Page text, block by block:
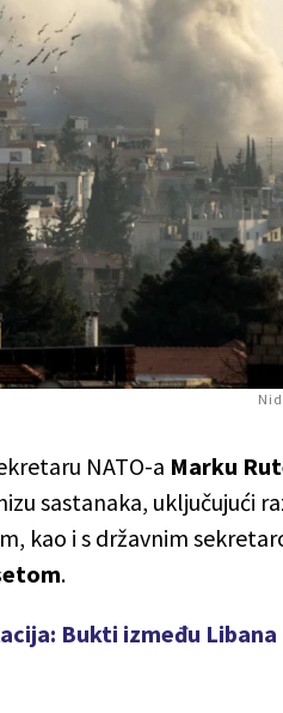
NATO-a Marku
sastanaka, uključujući
kao i s državnim
.
Bukti između